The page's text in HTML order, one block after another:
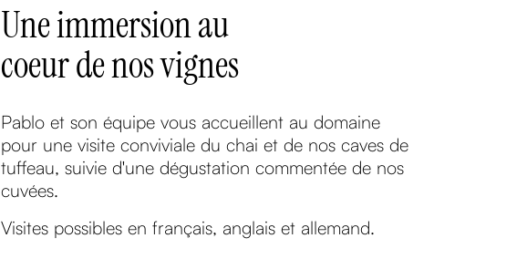
Une immersion au
coeur de nos vignes
Pablo et son équipe vous accueillent au domaine
pour une visite conviviale du chai et de nos caves de
tuffeau, suivie d'une dégustation commentée de nos
cuvées.
Visites possibles en français, anglais et allemand.